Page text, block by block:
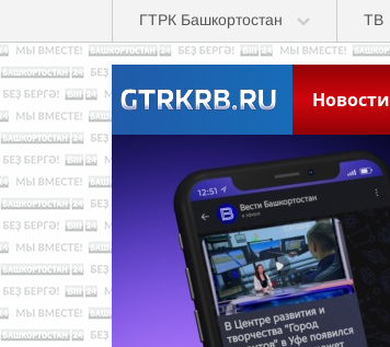
Skip to main contentГТРК Башкортостан ТВ
Новости